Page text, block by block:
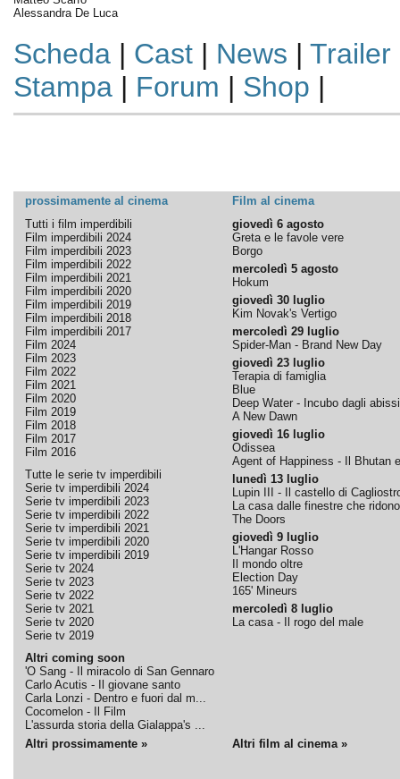
Alessandra De Luca
Scheda| Cast| News | Trailer
Stampa| Forum | Shop |
prossimamente al cinema
Film al cinema
Tutti i film imperdibili
Film imperdibili 2024
Film imperdibili 2023
Film imperdibili 2022
Film imperdibili 2021
Film imperdibili 2020
Film imperdibili 2019
Film imperdibili 2018
Film imperdibili 2017
Film 2024
Film 2023
Film 2022
Film 2021
Film 2020
Film 2019
Film 2018
Film 2017
Film 2016
Tutte le serie tv imperdibili
Serie tv imperdibili 2024
Serie tv imperdibili 2023
Serie tv imperdibili 2022
Serie tv imperdibili 2021
Serie tv imperdibili 2020
Serie tv imperdibili 2019
Serie tv 2024
Serie tv 2023
Serie tv 2022
Serie tv 2021
Serie tv 2020
Serie tv 2019
Altri coming soon
'O Sang - Il miracolo di San Gennaro
Carlo Acutis - Il giovane santo
Carla Lonzi - Dentro e fuori dal m...
Cocomelon - Il Film
L'assurda storia della Gialappa's ...
giovedì 6 agosto
Greta e le favole vere
Borgo
mercoledì 5 agosto
Hokum
giovedì 30 luglio
Kim Novak's Vertigo
mercoledì 29 luglio
Spider-Man - Brand New Day
giovedì 23 luglio
Terapia di famiglia
Blue
Deep Water - Incubo dagli abissi
A New Dawn
giovedì 16 luglio
Odissea
Agent of Happiness - Il Bhutan
lunedì 13 luglio
Lupin III - Il castello di
La casa dalle finestre che ridono
The Doors
giovedì 9 luglio
L'Hangar Rosso
Il mondo oltre
Election Day
165' Mineurs
mercoledì 8 luglio
La casa - Il rogo del male
Altri prossimamente » Altri film al cinema »